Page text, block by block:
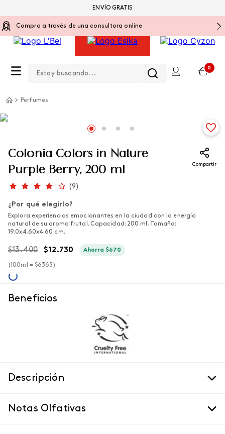
Compra a través de una consultora online
0
ENVÍO GRATIS
Perfumes
Colonia Colors in Nature
Purple Berry, 200 ml
Compartir
(9)
¿Por qué elegirlo?
Explora experiencias emocionantes en la ciudad con la energía
natural de su aroma frutal. Capacidad: 200 ml. Tamaño:
19.0x4.60x4.60 cm.
$13.400 $12.730 Ahorra$670
(100ml = $6365)
Beneficios
Descripción
Notas Olfativas